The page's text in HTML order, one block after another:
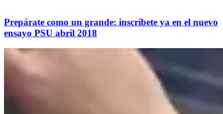
Prepárate como un grande: inscríbete ya en el nuevo
ensayo PSU abril 2018